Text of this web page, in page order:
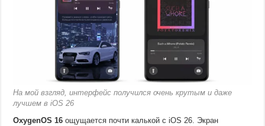
На мой взгляд, интерфейс получился очень крутым и даже
лучшем в iOS 26
OxygenOS 16 ощущается почти калькой с iOS 26. Экран